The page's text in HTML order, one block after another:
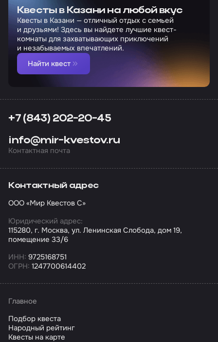
Квесты в Казани на любой вкус
Квесты в Казани — отличный отдых с семьей
и друзьями! Здесь вы найдете лучшие квест-
комнаты для захватывающих приключений
и незабываемых впечатлений.
Найти квест
+7 (843) 202-20-45
info@mir-kvestov.ru
Контактная почта
Контактный адрес
ООО «Мир Квестов С»
Юридический адрес:
115280, г. Москва, ул. Ленинская Слобода, дом 19,
помещение 33/6
ИНН: 9725168751
ОГРН: 1247700614402
Главное
Подбор квеста
Народный рейтинг
Квесты на карте